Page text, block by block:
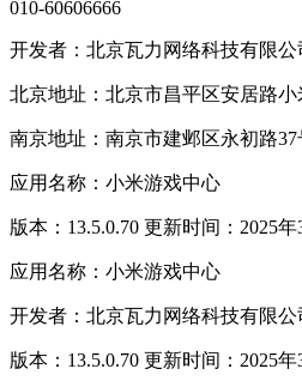
010-60606666
开发者：北京瓦力网络科技有限公
北京地址：北京市昌平区安居路小
南京地址：南京市建邺区永初路
应用名称：小米游戏中心
版本：13.5.0.70 更新时间：2025年
应用名称：小米游戏中心
开发者：北京瓦力网络科技有限公
版本：13.5.0.70 更新时间：2025年